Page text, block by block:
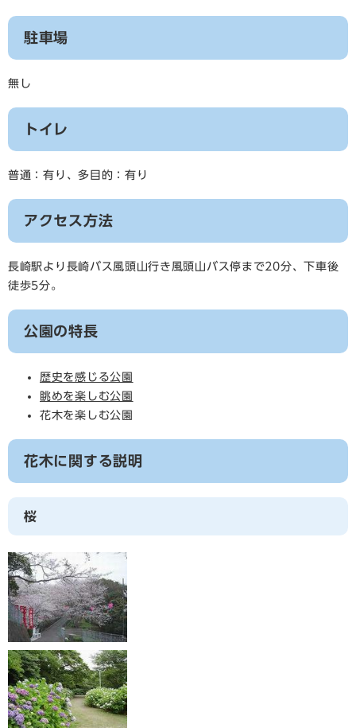
駐車場
無し
トイレ
普通：有り、多目的：有り
アクセス方法
長崎駅より長崎バス風頭山行き風頭山バス停まで20分、下車後
徒歩5分。
公園の特長
歴史を感じる公園
眺めを楽しむ公園
花木を楽しむ公園
花木に関する説明
桜